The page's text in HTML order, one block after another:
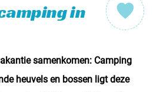
in
samenkomen: Camping
heuvels en bossen ligt deze